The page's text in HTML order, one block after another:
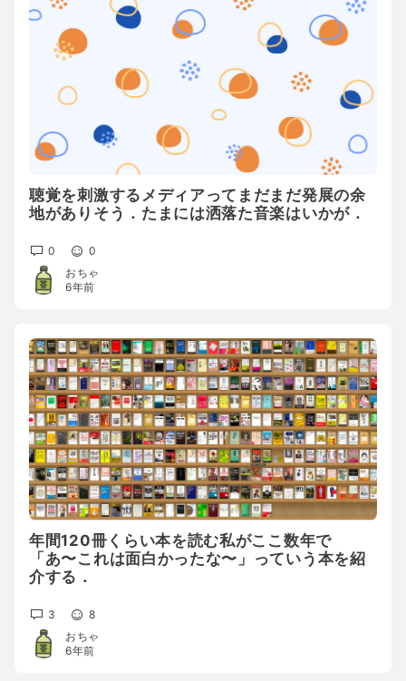
聴覚を刺激するメディアってまだまだ発展の余
地がありそう．たまには洒落た音楽はいかが．
0
0
おちゃ
6年前
年間120冊くらい本を読む私がここ数年で
「あ〜これは面白かったな〜」っていう本を紹
介する．
3
8
おちゃ
6年前